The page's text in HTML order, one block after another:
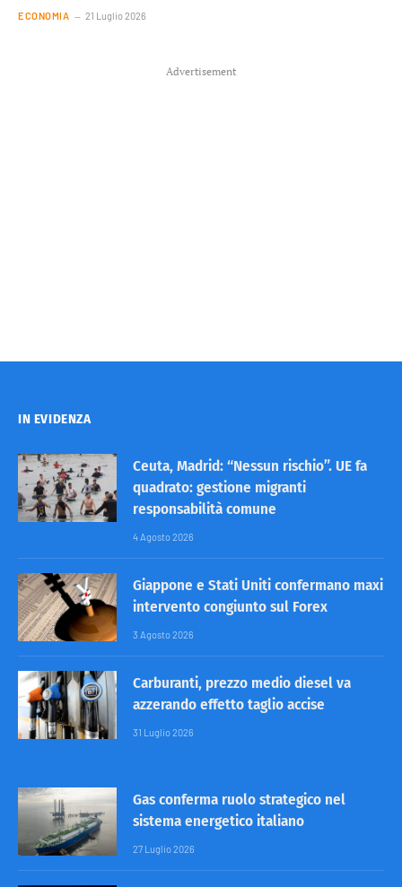
ECONOMIA 21 Luglio 2026
Advertisement
IN EVIDENZA
Ceuta, Madrid: “Nessun rischio”. UE fa
quadrato: gestione migranti
responsabilità comune
4 Agosto 2026
Giappone e Stati Uniti confermano maxi
intervento congiunto sul Forex
3 Agosto 2026
Carburanti, prezzo medio diesel va
azzerando effetto taglio accise
31 Luglio 2026
Gas conferma ruolo strategico nel
sistema energetico italiano
27 Luglio 2026